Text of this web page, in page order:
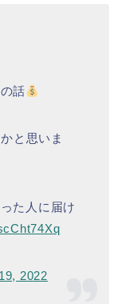
話
と思いま
た人に届け
2022